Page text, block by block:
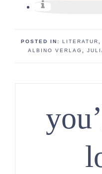
POSTED IN: LITERATUR
ALBINO VERLAG